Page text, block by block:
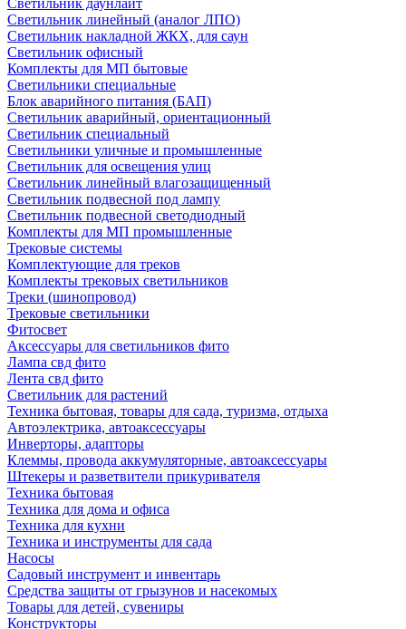
Светильник даунлайт
Светильник линейный (аналог ЛПО)
Светильник накладной ЖКХ, для саун
Светильник офисный
Комплекты для МП бытовые
Светильники специальные
Блок аварийного питания (БАП)
Светильник аварийный, ориентационный
Светильник специальный
Светильники уличные и промышленные
Светильник для освещения улиц
Светильник линейный влагозащищенный
Светильник подвесной под лампу
Светильник подвесной светодиодный
Комплекты для МП промышленные
Трековые системы
Комплектующие для треков
Комплекты трековых светильников
Треки (шинопровод)
Трековые светильники
Фитосвет
Аксессуары для светильников фито
Лампа свд фито
Лента свд фито
Светильник для растений
Техника бытовая, товары для сада, туризма, отдыха
Автоэлектрика, автоаксессуары
Инверторы, адапторы
Клеммы, провода аккумуляторные, автоаксессуары
Штекеры и разветвители прикуривателя
Техника бытовая
Техника для дома и офиса
Техника для кухни
Техника и инструменты для сада
Насосы
Садовый инструмент и инвентарь
Средства защиты от грызунов и насекомых
Товары для детей, сувениры
Конструкторы